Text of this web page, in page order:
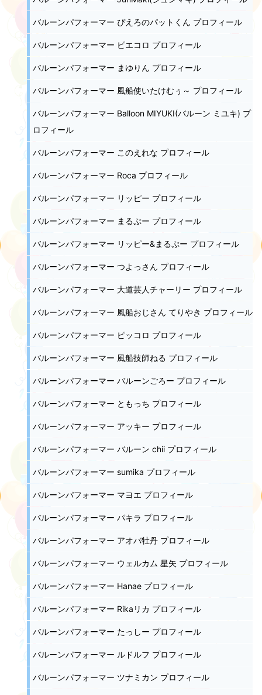
バルーンパフォーマー ぴえろのパットくん プロフィール
バルーンパフォーマー ピエコロ プロフィール
バルーンパフォーマー まゆりん プロフィール
バルーンパフォーマー 風船使いたけむぅ～ プロフィール
バルーンパフォーマー Balloon MIYUKI(バルーン ミユキ) プ
ロフィール
バルーンパフォーマー このえれな プロフィール
バルーンパフォーマー Roca プロフィール
バルーンパフォーマー リッピー プロフィール
バルーンパフォーマー まるぷー プロフィール
バルーンパフォーマー リッピー&まるぷー プロフィール
バルーンパフォーマー つよっさん プロフィール
バルーンパフォーマー 大道芸人チャーリー プロフィール
バルーンパフォーマー 風船おじさん てりやき プロフィール
バルーンパフォーマー ピッコロ プロフィール
バルーンパフォーマー 風船技師ねる プロフィール
バルーンパフォーマー バルーンごろー プロフィール
バルーンパフォーマー ともっち プロフィール
バルーンパフォーマー アッキー プロフィール
バルーンパフォーマー バルーン chii プロフィール
バルーンパフォーマー sumika プロフィール
バルーンパフォーマー マヨエ プロフィール
バルーンパフォーマー パキラ プロフィール
バルーンパフォーマー アオバ牡丹 プロフィール
バルーンパフォーマー ウェルカム 星矢 プロフィール
バルーンパフォーマー Hanae プロフィール
バルーンパフォーマー Rikaリカ プロフィール
バルーンパフォーマー たっしー プロフィール
バルーンパフォーマー ルドルフ プロフィール
バルーンパフォーマー ツナミカン プロフィール